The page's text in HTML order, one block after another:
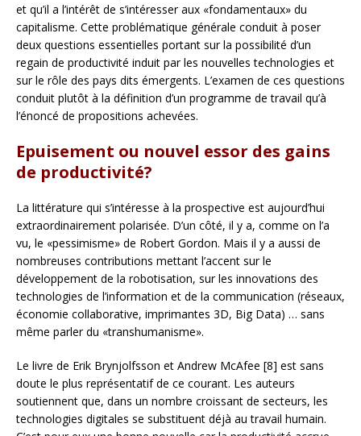
et qu’il a l’intérêt de s’intéresser aux «fondamentaux» du
capitalisme. Cette problématique générale conduit à poser
deux questions essentielles portant sur la possibilité d’un
regain de productivité induit par les nouvelles technologies et
sur le rôle des pays dits émergents. L’examen de ces questions
conduit plutôt à la définition d’un programme de travail qu’à
l’énoncé de propositions achevées.
Epuisement ou nouvel essor des gains
de productivité?
La littérature qui s’intéresse à la prospective est aujourd’hui
extraordinairement polarisée. D’un côté, il y a, comme on l’a
vu, le «pessimisme» de Robert Gordon. Mais il y a aussi de
nombreuses contributions mettant l’accent sur le
développement de la robotisation, sur les innovations des
technologies de l’information et de la communication (réseaux,
économie collaborative, imprimantes 3D, Big Data) … sans
même parler du «transhumanisme».
Le livre de Erik Brynjolfsson et Andrew McAfee [8] est sans
doute le plus représentatif de ce courant. Les auteurs
soutiennent que, dans un nombre croissant de secteurs, les
technologies digitales se substituent déjà au travail humain.